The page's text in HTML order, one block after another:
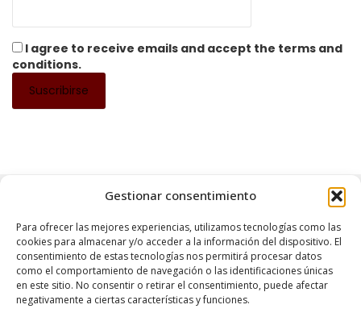
Gestionar consentimiento
Para ofrecer las mejores experiencias, utilizamos tecnologías como las
cookies para almacenar y/o acceder a la información del dispositivo. El
consentimiento de estas tecnologías nos permitirá procesar datos
como el comportamiento de navegación o las identificaciones únicas
en este sitio. No consentir o retirar el consentimiento, puede afectar
negativamente a ciertas características y funciones.
I agree to receive emails and accept the terms and
conditions.
QUIÉNES SOMOS CONTÁCTANOS POLÍTICA DE PRIVACIDAD